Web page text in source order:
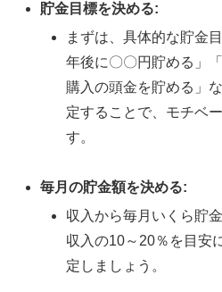
貯金目標を決める:
まずは、具体的な貯金
年後に〇〇円貯める」
購入の頭金を貯める」
定することで、モチベ
す。
毎月の貯金額を決める:
収入から毎月いくら貯
収入の10～20％を目安
定しましょう。